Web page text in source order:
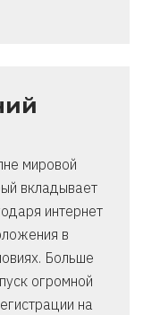
мировой
вкладывает
интернет
в
Больше
огромной
на